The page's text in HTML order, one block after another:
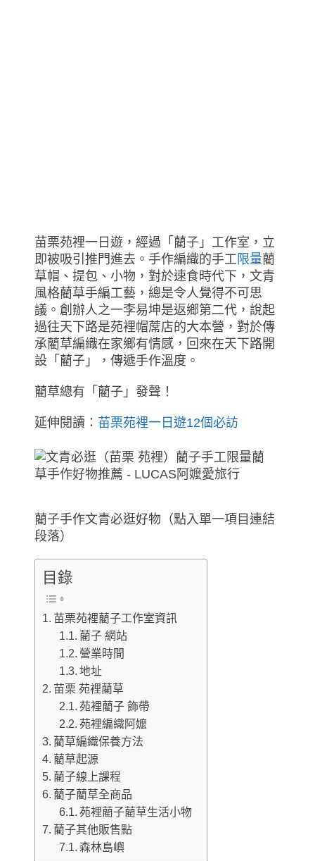
苗栗苑裡一日遊，經過「藺子」工作室，立
即被吸引推門進去。手作編織的手工 限量藺
草帽、提包、小物，對於速食時代下，文青
風格藺草手編工藝，總是令人覺得不可思
議。創辦人之一李易坤是返鄉第二代，說起
過往天下路是苑裡帽蓆店的大本營，對於傳
承藺草編織在家鄉有情感，回來在天下路開
設「藺子」，傳遞手作溫度。
藺草總有「藺子」發聲！
延伸閱讀： 苗栗苑裡一日遊12個必訪
藺子手作文青必逛好物（點入單一項目連結
段落）
目錄
苗栗苑裡藺子工作室資訊
藺子 網站
營業時間
地址
苗栗 苑裡藺草
苑裡藺子 飾帶
苑裡編織阿嬤
藺草編織保養方法
藺草起源
藺子線上課程
藺子藺草全商品
苑裡藺子藺草生活小物
藺子其他販售點
森林島嶼